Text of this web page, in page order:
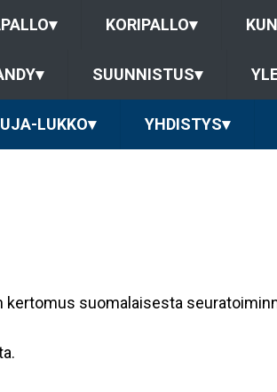
▾ KORIPALLO▾
▾ SUUNNISTUS▾
LUKKO▾ YHDISTYS▾
suomalaisesta